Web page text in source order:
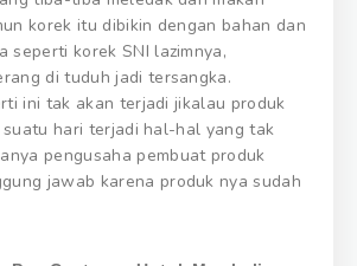
korek itu dibikin dengan bahan dan
seperti korek SNI lazimnya,
di tuduh jadi tersangka.
ini tak akan terjadi jikalau produk
suatu hari terjadi hal-hal yang tak
pengusaha pembuat produk
jawab karena produk nya sudah